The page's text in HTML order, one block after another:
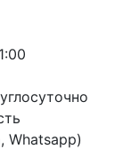
Whatsapp)